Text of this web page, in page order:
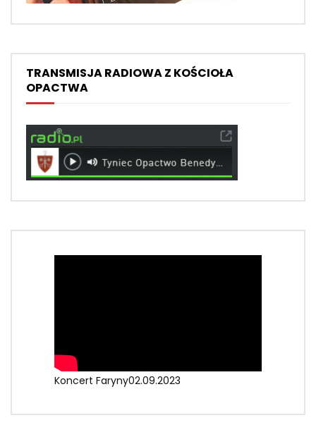
TRANSMISJA RADIOWA Z KOŚCIOŁA
OPACTWA
Koncert Faryny02.09.2023